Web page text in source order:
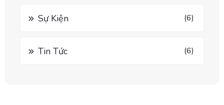
Sự Kiện (6)
Tin Tức (6)